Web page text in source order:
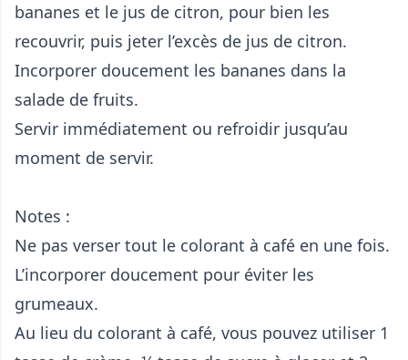
bananes et le jus de citron, pour bien les
recouvrir, puis jeter l’excès de jus de citron.
Incorporer doucement les bananes dans la
salade de fruits.
Servir immédiatement ou refroidir jusqu’au
moment de servir.
Notes :
Ne pas verser tout le colorant à café en une fois.
L’incorporer doucement pour éviter les
grumeaux.
Au lieu du colorant à café, vous pouvez utiliser 1